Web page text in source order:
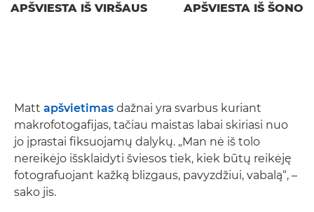
APŠVIESTA IŠ VIRŠAUS APŠVIESTA IŠ ŠONO
Matt apšvietimas dažnai yra svarbus kuriant
makrofotogafijas, tačiau maistas labai skiriasi nuo
jo įprastai fiksuojamų dalykų. „Man nė iš tolo
nereikėjo išsklaidyti šviesos tiek, kiek būtų reikėję
fotografuojant kažką blizgaus, pavyzdžiui, vabalą“, –
sako jis.